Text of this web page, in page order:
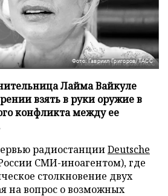
Фото: Гавриил Григоров/ТАСС
Лайма Вайкуле
взять в руки оружие в
конфликта между ее
радиостанцииDeutsche
СМИ-иноагентом), где
столкновение двух
на вопрос о возможных